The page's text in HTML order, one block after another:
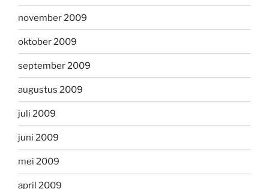
november 2009
oktober 2009
september 2009
augustus 2009
juli 2009
juni 2009
mei 2009
april 2009